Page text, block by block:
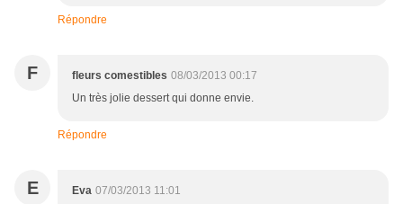
Répondre
F fleurs comestibles 08/03/2013 00:17
Un très jolie dessert qui donne envie.
Répondre
E Eva 07/03/2013 11:01